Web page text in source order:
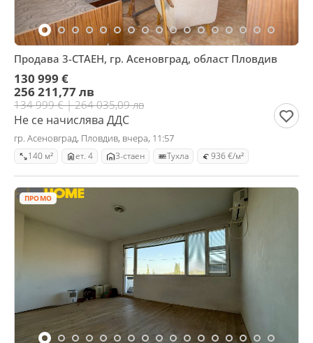
Продава 3-СТАЕН, гр. Асеновград, област Пловдив
130 999 €
256 211,77 лв
134 999 € | 264 035,09 лв
Не се начислява ДДС
гр. Асеновград, Пловдив, вчера, 11:57
140 м² ет. 4 3-стаен Тухла 936 €/м²
ПРОМО